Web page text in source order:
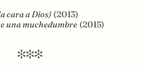
cara a Dios)(2013)
una muchedumbre(2015)